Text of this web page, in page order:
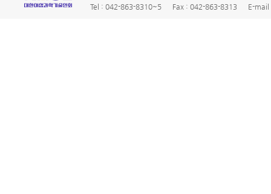
Tel : 042-863-8310~5
Fax : 042-863-8313 E-mail